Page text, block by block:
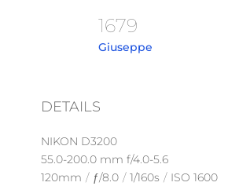
1679
Giuseppe
DETAILS
NIKON D3200
55.0-200.0 mm f/4.0-5.6
120mm / ƒ/8.0 / 1/160s / ISO 1600